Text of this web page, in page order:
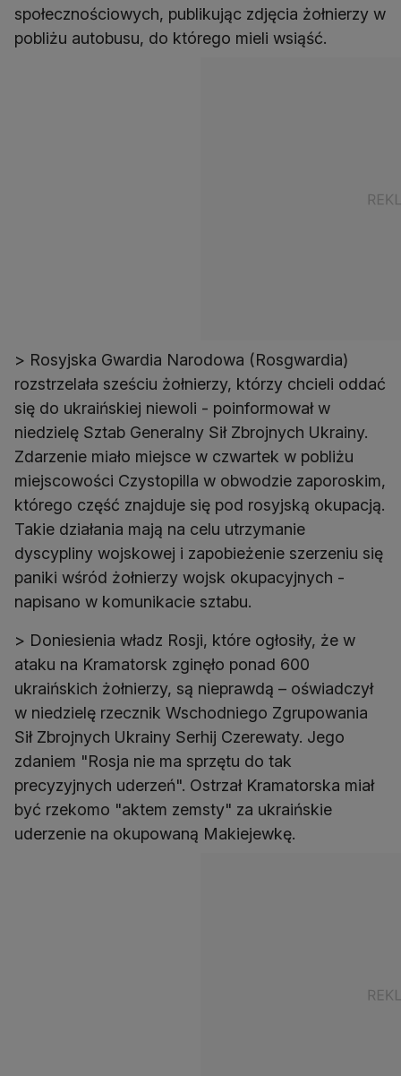
społecznościowych, publikując zdjęcia żołnierzy w
pobliżu autobusu, do którego mieli wsiąść.
> Rosyjska Gwardia Narodowa (Rosgwardia)
rozstrzelała sześciu żołnierzy, którzy chcieli oddać
się do ukraińskiej niewoli - poinformował w
niedzielę Sztab Generalny Sił Zbrojnych Ukrainy.
Zdarzenie miało miejsce w czwartek w pobliżu
miejscowości Czystopilla w obwodzie zaporoskim,
którego część znajduje się pod rosyjską okupacją.
Takie działania mają na celu utrzymanie
dyscypliny wojskowej i zapobieżenie szerzeniu się
paniki wśród żołnierzy wojsk okupacyjnych -
napisano w komunikacie sztabu.
> Doniesienia władz Rosji, które ogłosiły, że w
ataku na Kramatorsk zginęło ponad 600
ukraińskich żołnierzy, są nieprawdą – oświadczył
w niedzielę rzecznik Wschodniego Zgrupowania
Sił Zbrojnych Ukrainy Serhij Czerewaty. Jego
zdaniem "Rosja nie ma sprzętu do tak
precyzyjnych uderzeń". Ostrzał Kramatorska miał
być rzekomo "aktem zemsty" za ukraińskie
uderzenie na okupowaną Makiejewkę.